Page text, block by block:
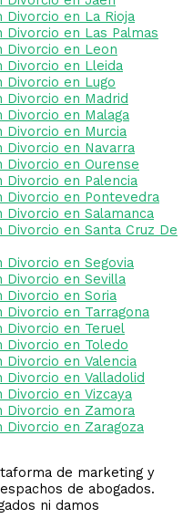
en La Rioja
en Las Palmas
Divorcio en Leon
Divorcio en Lleida
Divorcio en Lugo
Divorcio en Madrid
en Malaga
Divorcio en Murcia
Divorcio en Navarra
Divorcio en Ourense
en Palencia
Divorcio en Pontevedra
en Salamanca
en Santa Cruz De
en Segovia
Divorcio en Sevilla
Divorcio en Soria
en Tarragona
Divorcio en Teruel
Divorcio en Toledo
en Valencia
en Valladolid
en Vizcaya
Divorcio en Zamora
en Zaragoza
de marketing y
de abogados.
ni damos